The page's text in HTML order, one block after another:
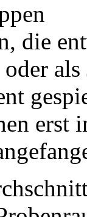
die
als
erst